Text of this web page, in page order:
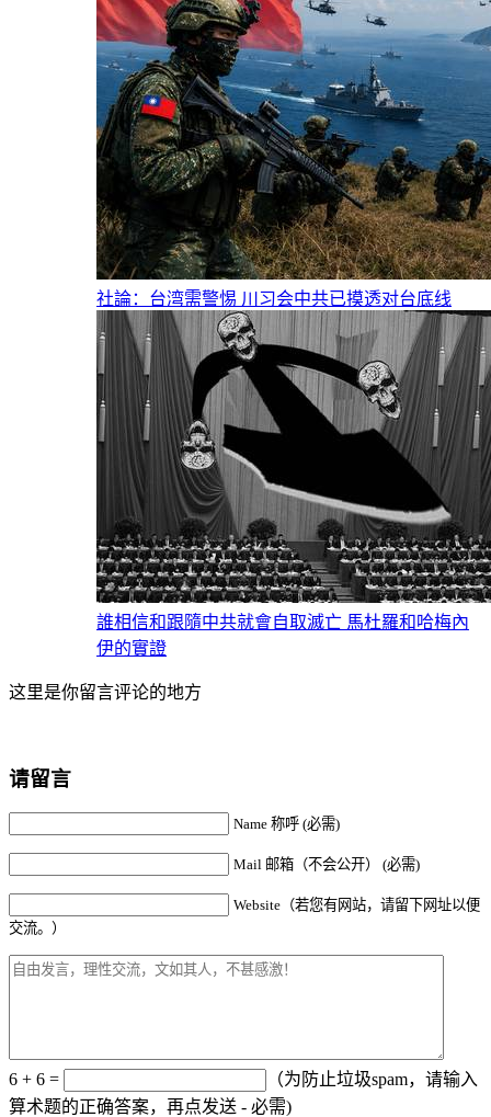
社論：台湾需警惕 川习会中共已摸透对台底线
誰相信和跟隨中共就會自取滅亡 馬杜羅和哈梅內
伊的實證
这里是你留言评论的地方
请留言
Name 称呼 (必需)
Mail 邮箱（不会公开） (必需)
Website（若您有网站，请留下网址以便
交流。）
6 + 6 =
（为防止垃圾spam，请输入
算术题的正确答案，再点发送 - 必需)